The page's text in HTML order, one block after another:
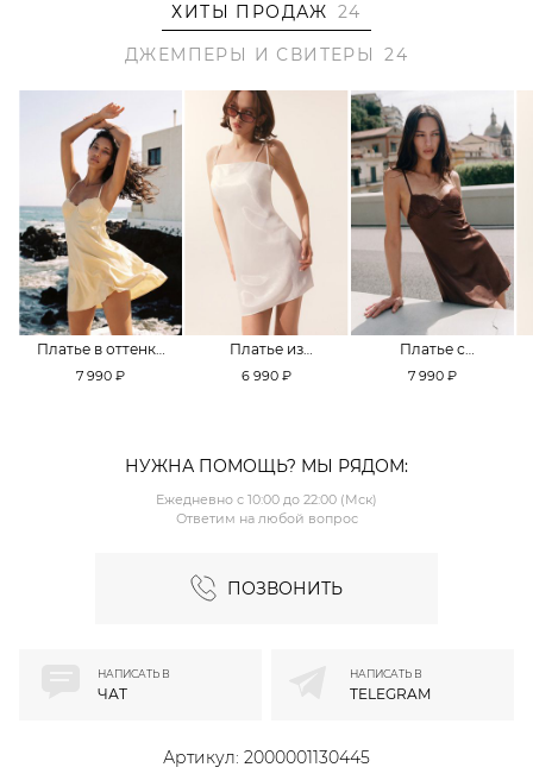
ХИТЫ ПРОДАЖ 24
ДЖЕМПЕРЫ И СВИТЕРЫ
24
Платье в оттенке
Pale Banana
7 990 ₽
Платье из
смесовой вискозы
6 990 ₽
Платье с
кружевной
7 990 ₽
НУЖНА ПОМОЩЬ? МЫ РЯДОМ:
ПОЗВОНИТЬ
Ежедневно с 10:00 до 22:00 (Мск)
Ответим на любой вопрос
Артикул: 2000001130445
НАПИСАТЬ В
ЧАТ
НАПИСАТЬ В
TELEGRAM